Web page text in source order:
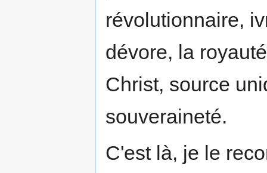
révolutionnaire,
dévore, la
Christ, source
souveraineté.
C'est là, je le